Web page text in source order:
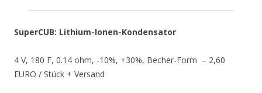
SuperCUB: Lithium-Ionen-Kondensator
4 V, 180 F, 0.14 ohm, -10%, +30%, Becher-Form – 2,60
EURO / Stück + Versand